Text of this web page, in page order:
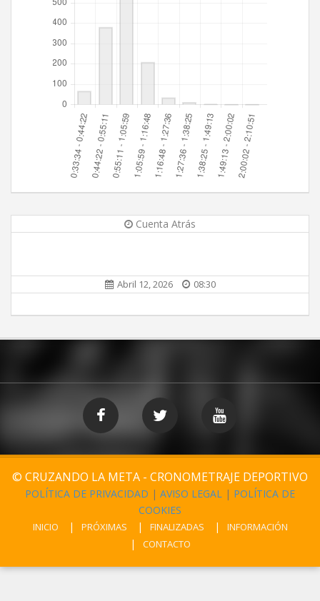
Cuenta Atrás
Abril 12, 2026 08:30
© CRUZANDO LA META - CRONOMETRAJE DEPORTIVO
POLÍTICA DE PRIVACIDAD | AVISO LEGAL | POLÍTICA DE
COOKIES
INICIO PRÓXIMAS FINALIZADAS
INFORMACIÓN
CONTACTO